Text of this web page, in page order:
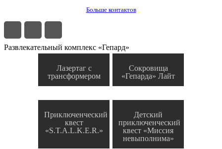
Больше контактов
Развлекательный комплекс «Гепард»
Лазертаг с
трансформером
Сокровища
«Гепарда» Лайт
Приключенческий
квест
«S.T.A.L.K.E.R.»
Детский
приключенческий
квест «Миссия
невыполнима»